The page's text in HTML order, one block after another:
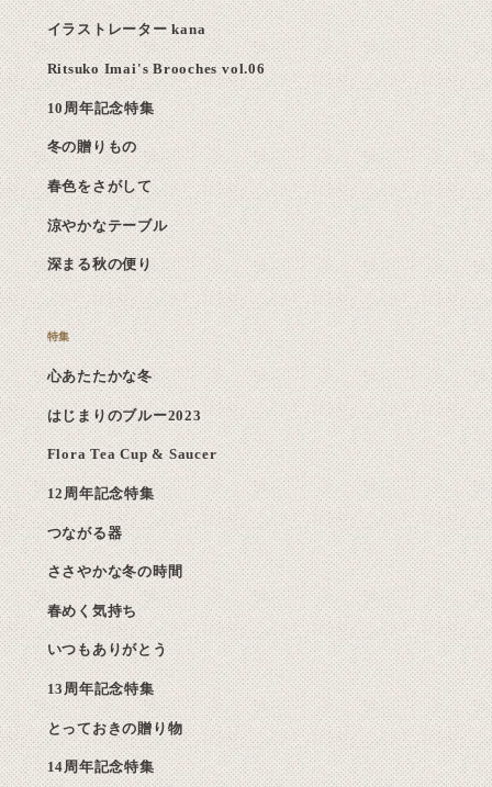
イラストレーター kana
Ritsuko Imai's Brooches vol.06
10周年記念特集
冬の贈りもの
春色をさがして
涼やかなテーブル
深まる秋の便り
心あたたかな冬
はじまりのブルー2023
Flora Tea Cup & Saucer
12周年記念特集
つながる器
ささやかな冬の時間
春めく気持ち
いつもありがとう
13周年記念特集
とっておきの贈り物
14周年記念特集